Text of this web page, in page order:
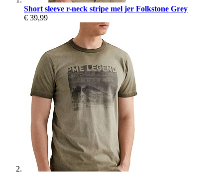
Short sleeve r-neck stripe mel jer Folkstone Grey
€ 39,99